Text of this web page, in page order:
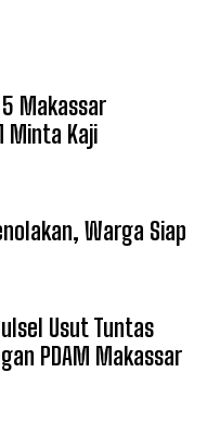
5 Makassar
Minta Kaji
Warga Siap
Usut Tuntas
PDAM Makassar